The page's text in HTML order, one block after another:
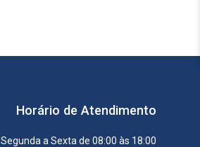
Horário de Atendimento
Segunda a Sexta de 08:00 às 18:00